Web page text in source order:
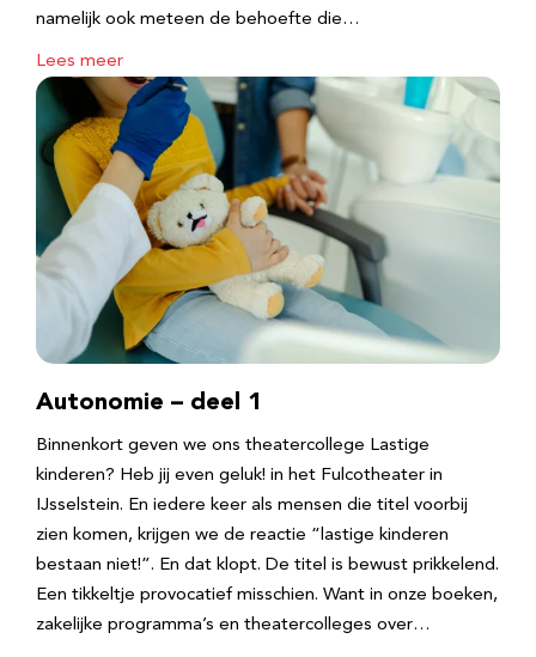
namelijk ook meteen de behoefte die…
Lees meer
Autonomie – deel 1
Binnenkort geven we ons theatercollege Lastige
kinderen? Heb jij even geluk! in het Fulcotheater in
IJsselstein. En iedere keer als mensen die titel voorbij
zien komen, krijgen we de reactie “lastige kinderen
bestaan niet!”. En dat klopt. De titel is bewust prikkelend.
Een tikkeltje provocatief misschien. Want in onze boeken,
zakelijke programma’s en theatercolleges over…